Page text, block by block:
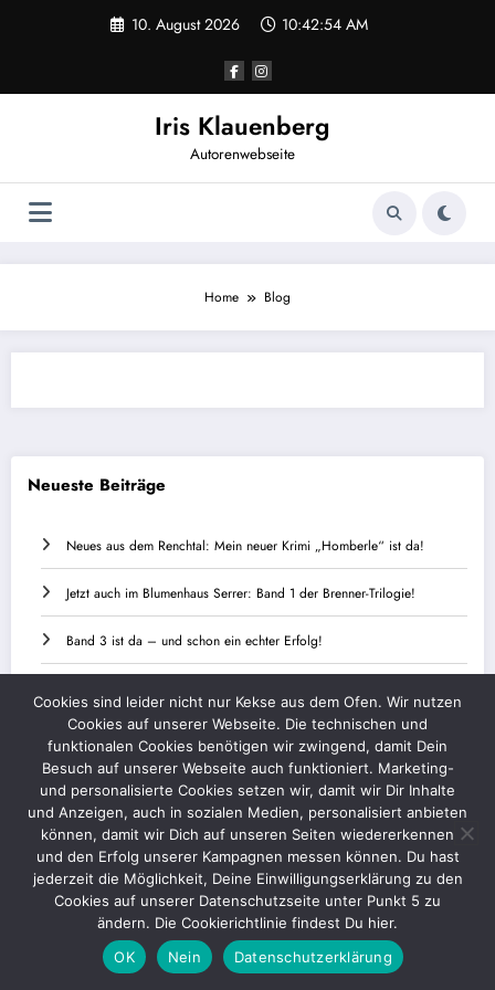
10. August 2026 10:42:54 AM
Iris Klauenberg
Autorenwebseite
Home Blog
Neueste Beiträge
Neues aus dem Renchtal: Mein neuer Krimi „Homberle“ ist da!
Jetzt auch im Blumenhaus Serrer: Band 1 der Brenner-Trilogie!
Band 3 ist da – und schon ein echter Erfolg!
Am 25. Januar 2025 ist es wieder so weit – meine zweite Buchlesung
steht an!
Kontakt Datenschutz
Impressum
© 2026 by Iris Klauenberg | Powered BySpiceThemes
Cookies sind leider nicht nur Kekse aus dem Ofen. Wir nutzen
Cookies auf unserer Webseite. Die technischen und
funktionalen Cookies benötigen wir zwingend, damit Dein
Besuch auf unserer Webseite auch funktioniert. Marketing-
und personalisierte Cookies setzen wir, damit wir Dir Inhalte
und Anzeigen, auch in sozialen Medien, personalisiert anbieten
können, damit wir Dich auf unseren Seiten wiedererkennen
und den Erfolg unserer Kampagnen messen können. Du hast
jederzeit die Möglichkeit, Deine Einwilligungserklärung zu den
Cookies auf unserer Datenschutzseite unter Punkt 5 zu
ändern. Die Cookierichtlinie findest Du hier.
OK
Nein Datenschutzerklärung